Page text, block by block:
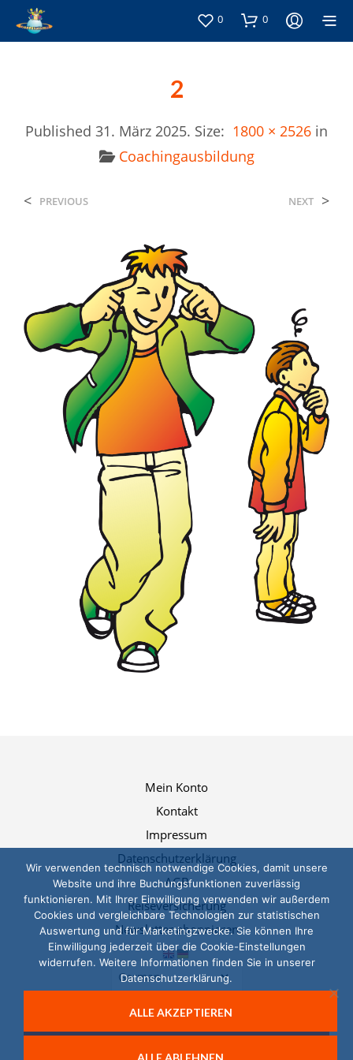
0 0
2
Published 31. März 2025. Size: 1800 × 2526 in
Coachingausbildung
< PREVIOUS NEXT >
Mein Konto
Kontakt
Impressum
Datenschutzerklärung
AGB
Reiseversicherung
Newsletter abonnieren
SIE KÖNNEN IHRE EINWILLIGUNG JEDERZEIT
Wir verwenden technisch notwendige Cookies, damit unsere
Website und ihre Buchungsfunktionen zuverlässig
funktionieren. Mit Ihrer Einwilligung verwenden wir außerdem
Cookies und vergleichbare Technologien zur statistischen
Auswertung und für Marketingzwecke. Sie können Ihre
Einwilligung jederzeit über die Cookie-Einstellungen
widerrufen. Weitere Informationen finden Sie in unserer
Datenschutzerklärung.
ALLE AKZEPTIEREN
ALLE ABLEHNEN